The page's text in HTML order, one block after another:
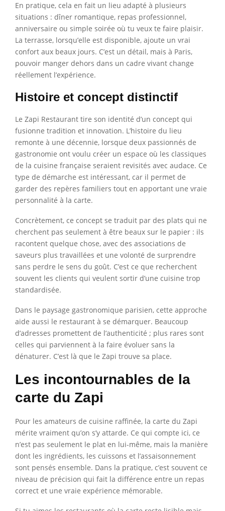
En pratique, cela en fait un lieu adapté à plusieurs
situations : dîner romantique, repas professionnel,
anniversaire ou simple soirée où tu veux te faire plaisir.
La terrasse, lorsqu’elle est disponible, ajoute un vrai
confort aux beaux jours. C’est un détail, mais à Paris,
pouvoir manger dehors dans un cadre vivant change
réellement l’expérience.
Histoire et concept distinctif
Le Zapi Restaurant tire son identité d’un concept qui
fusionne tradition et innovation. L’histoire du lieu
remonte à une décennie, lorsque deux passionnés de
gastronomie ont voulu créer un espace où les classiques
de la cuisine française seraient revisités avec audace. Ce
type de démarche est intéressant, car il permet de
garder des repères familiers tout en apportant une vraie
personnalité à la carte.
Concrètement, ce concept se traduit par des plats qui ne
cherchent pas seulement à être beaux sur le papier : ils
racontent quelque chose, avec des associations de
saveurs plus travaillées et une volonté de surprendre
sans perdre le sens du goût. C’est ce que recherchent
souvent les clients qui veulent sortir d’une cuisine trop
standardisée.
Dans le paysage gastronomique parisien, cette approche
aide aussi le restaurant à se démarquer. Beaucoup
d’adresses promettent de l’authenticité ; plus rares sont
celles qui parviennent à la faire évoluer sans la
dénaturer. C’est là que le Zapi trouve sa place.
Les incontournables de la
carte du Zapi
Pour les amateurs de cuisine raffinée, la carte du Zapi
mérite vraiment qu’on s’y attarde. Ce qui compte ici, ce
n’est pas seulement le plat en lui-même, mais la manière
dont les ingrédients, les cuissons et l’assaisonnement
sont pensés ensemble. Dans la pratique, c’est souvent ce
niveau de précision qui fait la différence entre un repas
correct et une vraie expérience mémorable.